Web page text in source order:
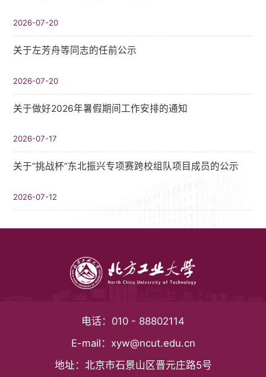
2026-07-20
关于左芳舟等同志的任前公示
2026-07-20
关于做好2026年暑假期间工作安排的通知
2026-07-17
关于“挑战杯”东北振兴专项赛跨校组队项目成员的公示
2026-07-12
电话： 010 - 88802114
E-mail： xyw@ncut.edu.cn
地址： 北京市石景山区晋元庄路5号